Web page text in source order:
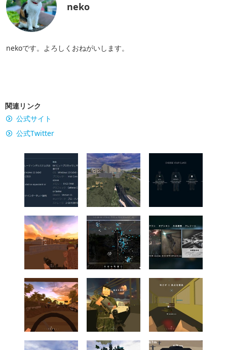
neko
nekoです。よろしくおねがいします。
関連リンク
公式サイト
公式Twitter